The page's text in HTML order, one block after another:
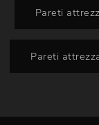
Pareti
Pareti